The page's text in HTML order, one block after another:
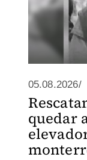
05.08.2026/
quedar